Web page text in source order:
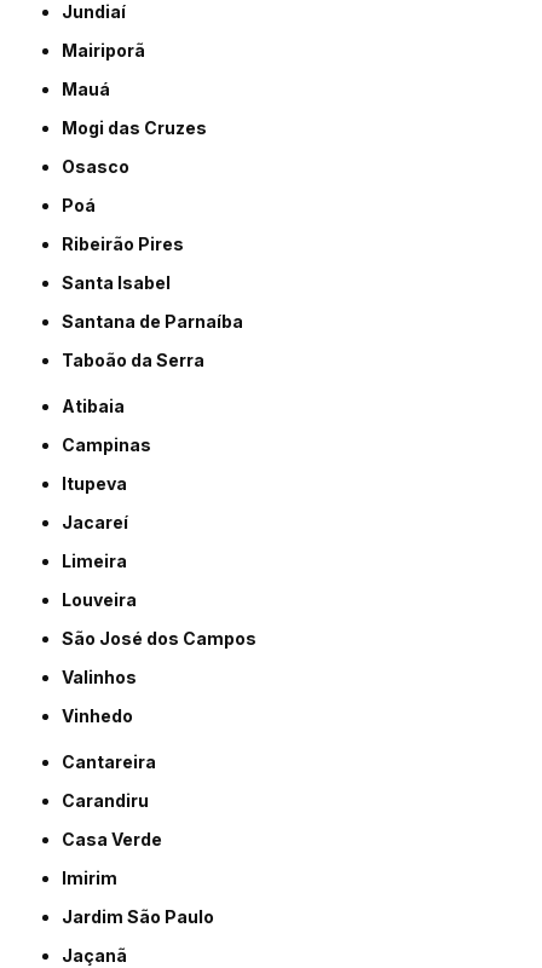
Jundiaí
Mairiporã
Mauá
Mogi das Cruzes
Osasco
Poá
Ribeirão Pires
Santa Isabel
Santana de Parnaíba
Taboão da Serra
Atibaia
Campinas
Itupeva
Jacareí
Limeira
Louveira
São José dos Campos
Valinhos
Vinhedo
Cantareira
Carandiru
Casa Verde
Imirim
Jardim São Paulo
Jaçanã